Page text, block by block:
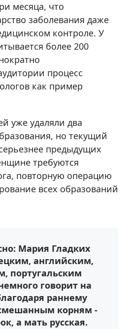
месяца, что
заболевания даже
контроле. У
более 200
процесс
как пример
уже удаляли два
но текущий
предыдущих
требуются
повторную операцию
всех образований
Мария Гладких
английским,
португальским
говорит на
раннему
корням -
а мать русская.